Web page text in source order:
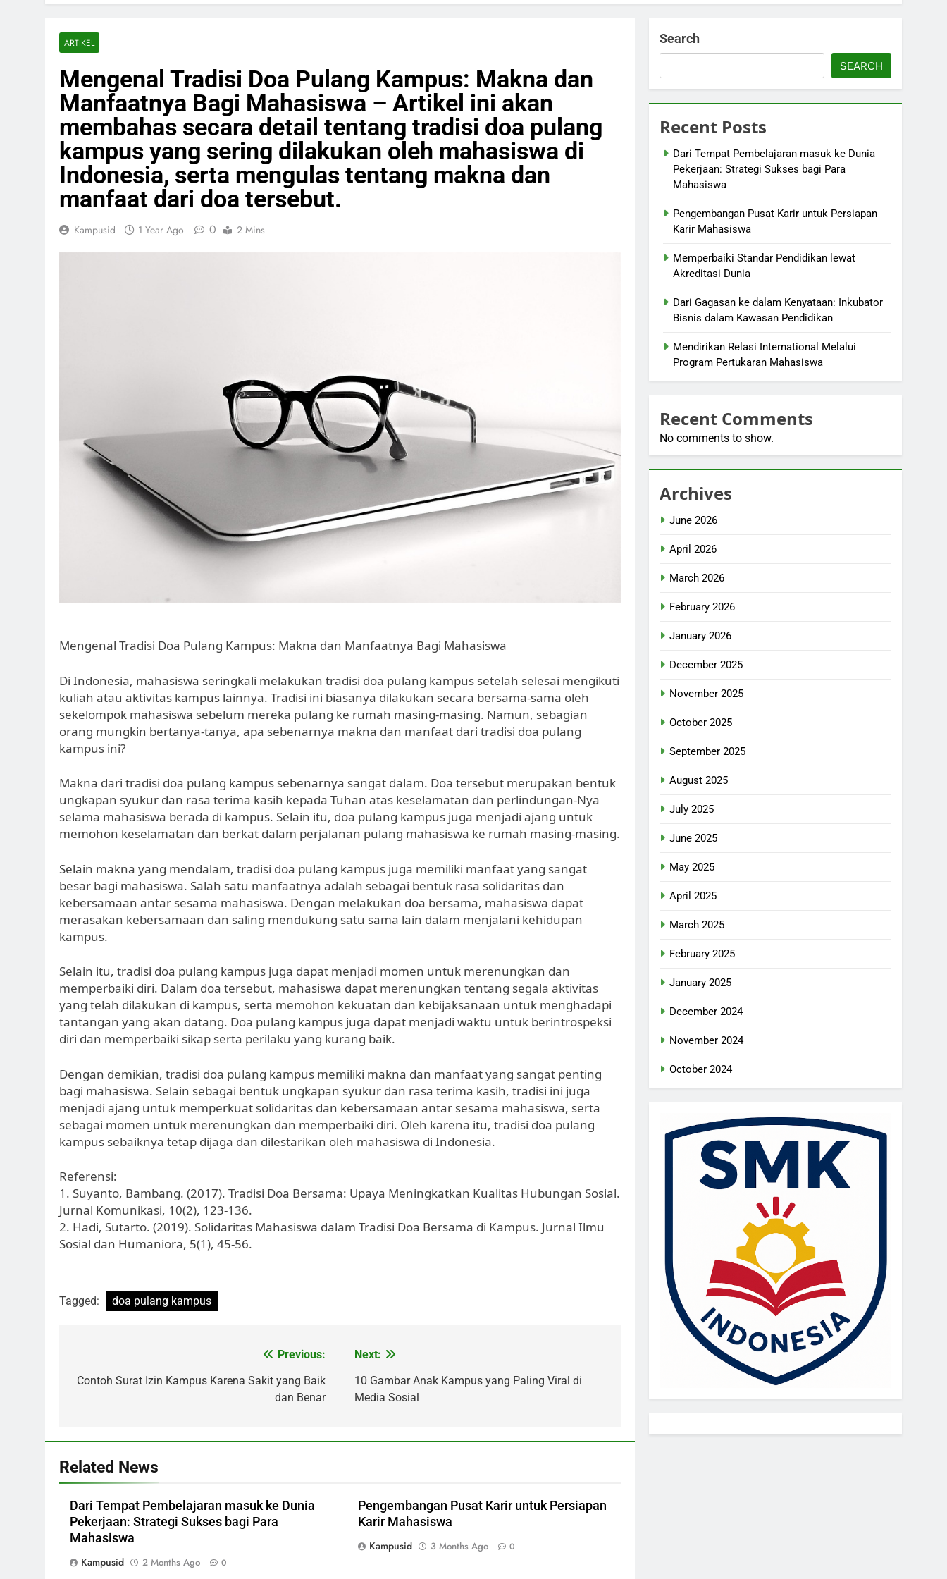
ARTIKEL
Mengenal Tradisi Doa Pulang Kampus: Makna dan
Manfaatnya Bagi Mahasiswa – Artikel ini akan
membahas secara detail tentang tradisi doa pulang
kampus yang sering dilakukan oleh mahasiswa di
Indonesia, serta mengulas tentang makna dan
manfaat dari doa tersebut.
Kampusid 1 Year Ago 0 2 Mins
Mengenal Tradisi Doa Pulang Kampus: Makna dan Manfaatnya Bagi Mahasiswa
Di Indonesia, mahasiswa seringkali melakukan tradisi doa pulang kampus setelah selesai mengikuti
kuliah atau aktivitas kampus lainnya. Tradisi ini biasanya dilakukan secara bersama-sama oleh
sekelompok mahasiswa sebelum mereka pulang ke rumah masing-masing. Namun, sebagian
orang mungkin bertanya-tanya, apa sebenarnya makna dan manfaat dari tradisi doa pulang
kampus ini?
Makna dari tradisi doa pulang kampus sebenarnya sangat dalam. Doa tersebut merupakan bentuk
ungkapan syukur dan rasa terima kasih kepada Tuhan atas keselamatan dan perlindungan-Nya
selama mahasiswa berada di kampus. Selain itu, doa pulang kampus juga menjadi ajang untuk
memohon keselamatan dan berkat dalam perjalanan pulang mahasiswa ke rumah masing-masing.
Selain makna yang mendalam, tradisi doa pulang kampus juga memiliki manfaat yang sangat
besar bagi mahasiswa. Salah satu manfaatnya adalah sebagai bentuk rasa solidaritas dan
kebersamaan antar sesama mahasiswa. Dengan melakukan doa bersama, mahasiswa dapat
merasakan kebersamaan dan saling mendukung satu sama lain dalam menjalani kehidupan
kampus.
Selain itu, tradisi doa pulang kampus juga dapat menjadi momen untuk merenungkan dan
memperbaiki diri. Dalam doa tersebut, mahasiswa dapat merenungkan tentang segala aktivitas
yang telah dilakukan di kampus, serta memohon kekuatan dan kebijaksanaan untuk menghadapi
tantangan yang akan datang. Doa pulang kampus juga dapat menjadi waktu untuk berintrospeksi
diri dan memperbaiki sikap serta perilaku yang kurang baik.
Dengan demikian, tradisi doa pulang kampus memiliki makna dan manfaat yang sangat penting
bagi mahasiswa. Selain sebagai bentuk ungkapan syukur dan rasa terima kasih, tradisi ini juga
menjadi ajang untuk memperkuat solidaritas dan kebersamaan antar sesama mahasiswa, serta
sebagai momen untuk merenungkan dan memperbaiki diri. Oleh karena itu, tradisi doa pulang
kampus sebaiknya tetap dijaga dan dilestarikan oleh mahasiswa di Indonesia.
Referensi:
1. Suyanto, Bambang. (2017). Tradisi Doa Bersama: Upaya Meningkatkan Kualitas Hubungan Sosial.
Jurnal Komunikasi, 10(2), 123-136.
2. Hadi, Sutarto. (2019). Solidaritas Mahasiswa dalam Tradisi Doa Bersama di Kampus. Jurnal Ilmu
Sosial dan Humaniora, 5(1), 45-56.
Tagged: doa pulang kampus
navigation
Previous:
Contoh Surat Izin Kampus Karena Sakit yang Baik
dan Benar
Next:
10 Gambar Anak Kampus yang Paling Viral di
Media Sosial
Related News
Dari Tempat Pembelajaran masuk ke Dunia
Pekerjaan: Strategi Sukses bagi Para
Mahasiswa
Kampusid
2 Months Ago 0
Pengembangan Pusat Karir untuk Persiapan
Karir Mahasiswa
Kampusid
3 Months Ago 0
Search
SEARCH
Recent Posts
Dari Tempat Pembelajaran masuk ke Dunia
Pekerjaan: Strategi Sukses bagi Para
Mahasiswa
Pengembangan Pusat Karir untuk Persiapan
Karir Mahasiswa
Memperbaiki Standar Pendidikan lewat
Akreditasi Dunia
Dari Gagasan ke dalam Kenyataan: Inkubator
Bisnis dalam Kawasan Pendidikan
Mendirikan Relasi International Melalui
Program Pertukaran Mahasiswa
Recent Comments
No comments to show.
Archives
June 2026
April 2026
March 2026
February 2026
January 2026
December 2025
November 2025
October 2025
September 2025
August 2025
July 2025
June 2025
May 2025
April 2025
March 2025
February 2025
January 2025
December 2024
November 2024
October 2024